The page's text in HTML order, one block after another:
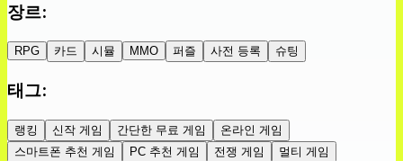
장르:
RPG 카드 시뮬 MMO 퍼즐 사전 등록 슈팅
태그:
랭킹 신작 게임 간단한 무료 게임
온라인 게임
스마트폰 추천 게임
PC 추천 게임 전쟁 게임 멀티 게임